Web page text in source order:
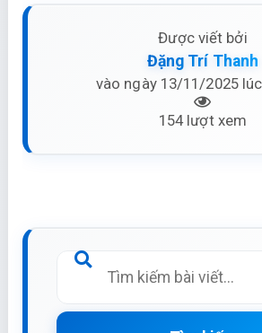
Được viết bởi
Đặng Trí Thanh
vào ngày 13/11/2025
154 lượt xem